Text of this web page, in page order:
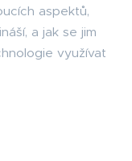
aspektů,
a jak se jim
využívat